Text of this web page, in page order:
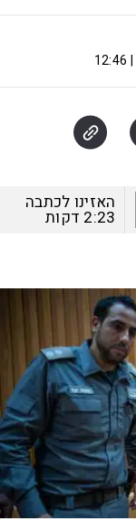
האזינו לכתבה
2:23 דקות